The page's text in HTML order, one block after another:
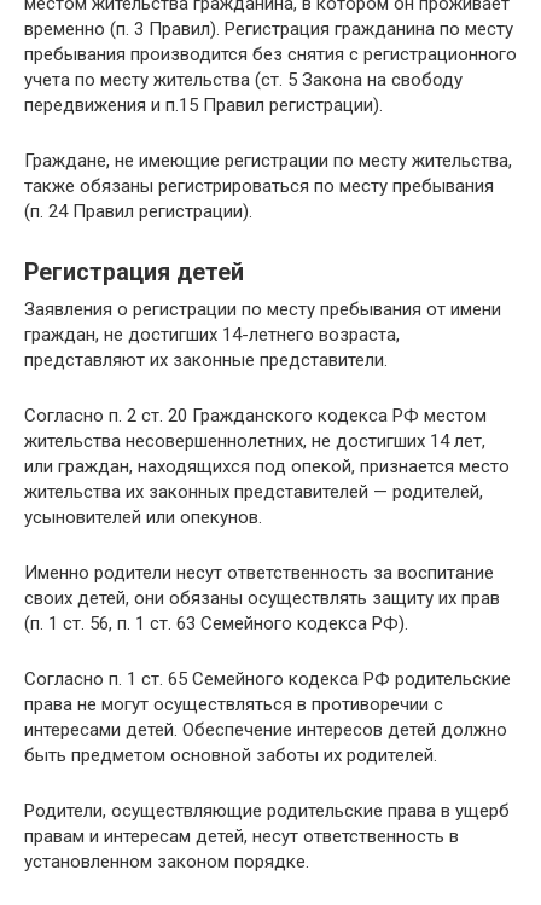
временно (п. 3 Правил). Регистрация гражданина по месту
пребывания производится без снятия с регистрационного
учета по месту жительства (ст. 5 Закона на свободу
передвижения и п.15 Правил регистрации).
Граждане, не имеющие регистрации по месту жительства,
также обязаны регистрироваться по месту пребывания
(п. 24 Правил регистрации).
Регистрация детей
Заявления о регистрации по месту пребывания от имени
граждан, не достигших 14-летнего возраста,
представляют их законные представители.
Согласно п. 2 ст. 20 Гражданского кодекса РФ местом
жительства несовершеннолетних, не достигших 14 лет,
или граждан, находящихся под опекой, признается место
жительства их законных представителей — родителей,
усыновителей или опекунов.
Именно родители несут ответственность за воспитание
своих детей, они обязаны осуществлять защиту их прав
(п. 1 ст. 56, п. 1 ст. 63 Семейного кодекса РФ).
Согласно п. 1 ст. 65 Семейного кодекса РФ родительские
права не могут осуществляться в противоречии с
интересами детей. Обеспечение интересов детей должно
быть предметом основной заботы их родителей.
Родители, осуществляющие родительские права в ущерб
правам и интересам детей, несут ответственность в
установленном законом порядке.